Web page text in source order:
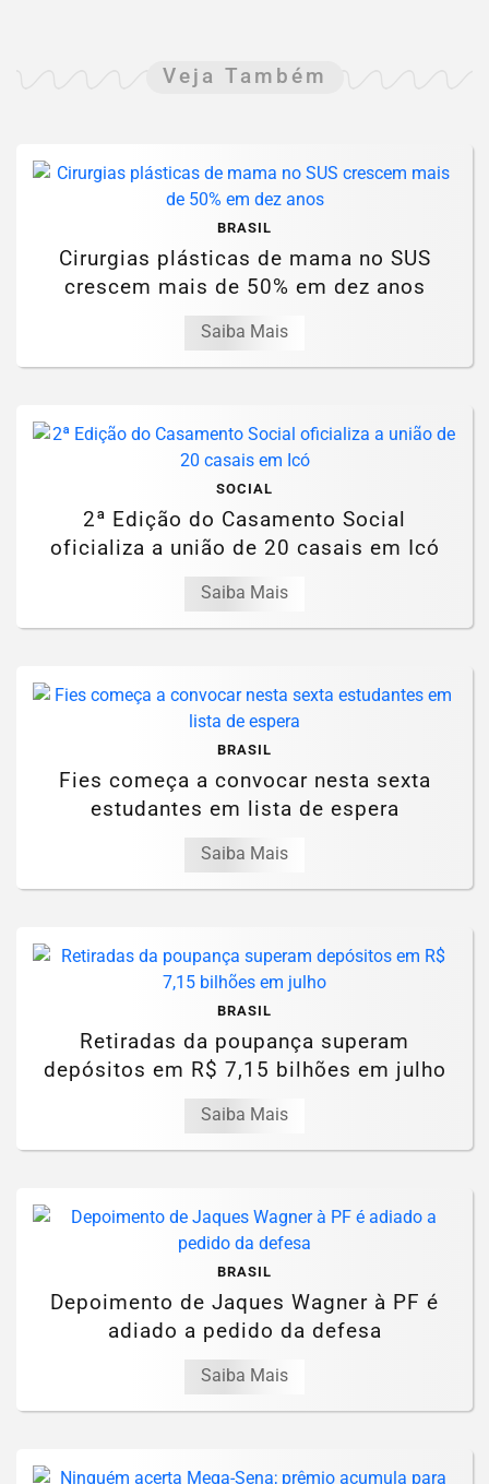
Veja Também
BRASIL
Cirurgias plásticas de mama no SUS
crescem mais de 50% em dez anos
Saiba Mais
SOCIAL
2ª Edição do Casamento Social
oficializa a união de 20 casais em Icó
Saiba Mais
BRASIL
Fies começa a convocar nesta sexta
estudantes em lista de espera
Saiba Mais
BRASIL
Retiradas da poupança superam
depósitos em R$ 7,15 bilhões em julho
Saiba Mais
BRASIL
Depoimento de Jaques Wagner à PF é
adiado a pedido da defesa
Saiba Mais